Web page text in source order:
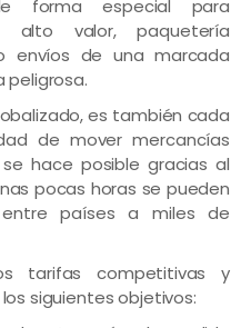
forma especial para
alto valor, paquetería
envíos de una marcada
peligrosa.
es también cada
de mover mercancías
hace posible gracias al
pocas horas se pueden
países a miles de
tarifas competitivas y
siguientes objetivos: